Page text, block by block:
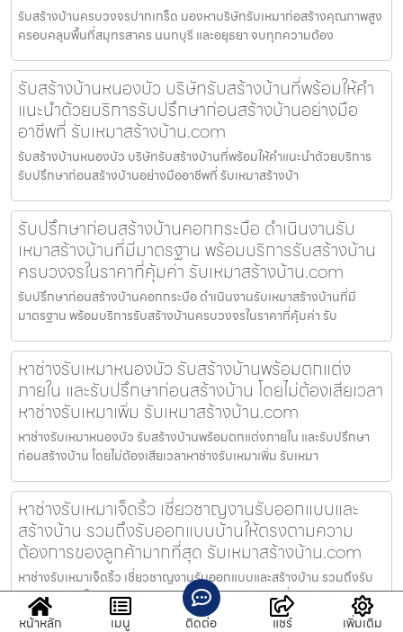
รับสร้างบ้านครบวงจรปากเกร็ด มองหาบริษัทรับเหมาก่อสร้างคุณภาพสูง
ครอบคลุมพื้นที่สมุทรสาคร นนทบุรี และอยุธยา จบทุกความต้อง
รับสร้างบ้านหนองบัว บริษัทรับสร้างบ้านที่พร้อมให้คำ
แนะนำด้วยบริการรับปรึกษาก่อนสร้างบ้านอย่างมือ
อาชีพที่ รับเหมาสร้างบ้าน.com
รับสร้างบ้านหนองบัว บริษัทรับสร้างบ้านที่พร้อมให้คำแนะนำด้วยบริการ
รับปรึกษาก่อนสร้างบ้านอย่างมืออาชีพที่ รับเหมาสร้างบ้า
รับปรึกษาก่อนสร้างบ้านคอกกระบือ ดำเนินงานรับ
เหมาสร้างบ้านที่มีมาตรฐาน พร้อมบริการรับสร้างบ้าน
ครบวงจรในราคาที่คุ้มค่า รับเหมาสร้างบ้าน.com
รับปรึกษาก่อนสร้างบ้านคอกกระบือ ดำเนินงานรับเหมาสร้างบ้านที่มี
มาตรฐาน พร้อมบริการรับสร้างบ้านครบวงจรในราคาที่คุ้มค่า รับ
หาช่างรับเหมาหนองบัว รับสร้างบ้านพร้อมตกแต่ง
ภายใน และรับปรึกษาก่อนสร้างบ้าน โดยไม่ต้องเสียเวลา
หาช่างรับเหมาเพิ่ม รับเหมาสร้างบ้าน.com
หาช่างรับเหมาหนองบัว รับสร้างบ้านพร้อมตกแต่งภายใน และรับปรึกษา
ก่อนสร้างบ้าน โดยไม่ต้องเสียเวลาหาช่างรับเหมาเพิ่ม รับเหมา
หาช่างรับเหมาเจ็ดริ้ว เชี่ยวชาญงานรับออกแบบและ
สร้างบ้าน รวมถึงรับออกแบบบ้านให้ตรงตามความ
ต้องการของลูกค้ามากที่สุด รับเหมาสร้างบ้าน.com
หาช่างรับเหมาเจ็ดริ้ว เชี่ยวชาญงานรับออกแบบและสร้างบ้าน รวมถึงรับ
ออกแบบบ้านให้ตรงตามความต้องการของลูกค้ามากที่สุด รับเหม
หน้าหลัก
เมนู ติดต่อ แชร์ เพิ่มเติม